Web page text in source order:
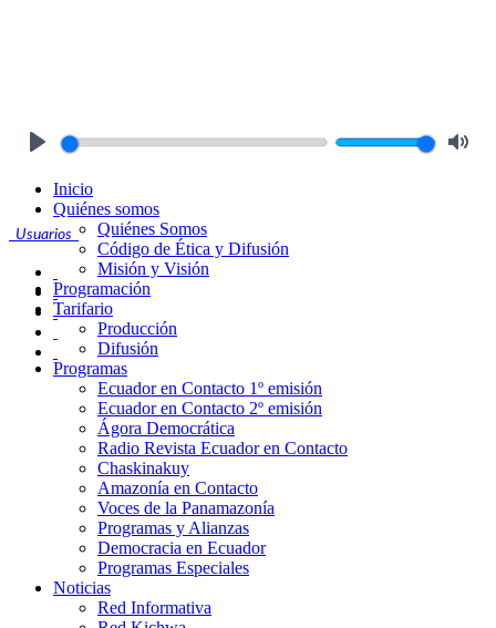
Usuarios
Inicio
Quiénes somos
Quiénes Somos
Código de Ética y Difusión
Misión y Visión
Programación
Tarifario
Producción
Difusión
Programas
Ecuador en Contacto 1º emisión
Ecuador en Contacto 2º emisión
Ágora Democrática
Radio Revista Ecuador en Contacto
Chaskinakuy
Amazonía en Contacto
Voces de la Panamazonía
Programas y Alianzas
Democracia en Ecuador
Programas Especiales
Noticias
Red Informativa